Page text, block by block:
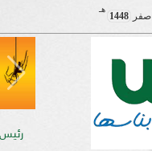
صفر 1448
هـ